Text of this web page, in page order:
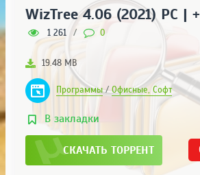
WizTree 4.06 (2021) РС |
1 261 / 0
19.48 MB
Программы/Офисные, Софт
В закладки
СКАЧАТЬ ТОРРЕНТ